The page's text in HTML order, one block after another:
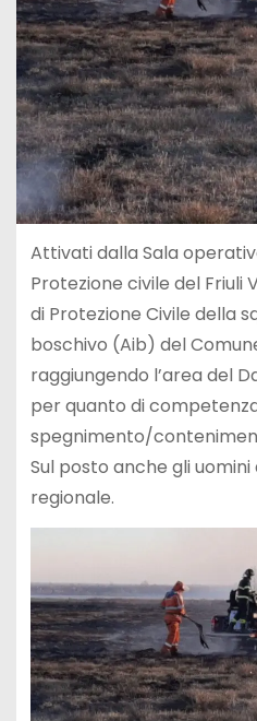
Attivati dalla Sala
Protezione civile del Friuli
di Protezione Civile della
boschivo (Aib) del
raggiungendo l’area del
per quanto di
spegnimento/
Sul posto anche gli
regionale.